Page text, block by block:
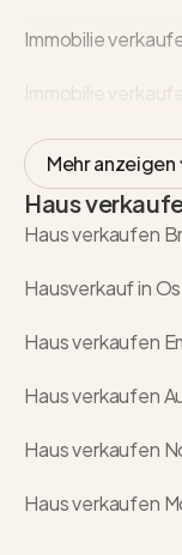
Immobilie
Mehr anzeigen
Haus
Haus verkaufen
Hausverkauf in
Haus verkaufen
Haus verkaufen
Haus verkaufen
Haus verkaufen